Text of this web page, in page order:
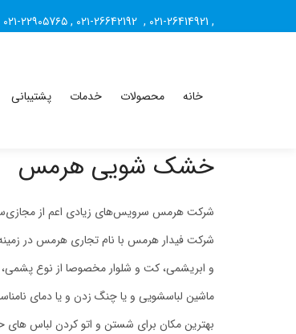
, ۰۲۱-26414921 ,
,۰۲۱-۲۲۹۰۵7۶۵
خانه محصولات خدمات پشتیبانی
خشک شویی هرمس
شرکت هرمس سرویس‌های زیادی اعم از
شرکت فیدار هرمس با نام تجاری هرمس در
و ابریشمی، کت و شلوار مخصوصا از نوع
ماشین لباسشویی و یا چنگ زدن و یا دمای
بهترین مکان برای شستن و اتو کردن لباس